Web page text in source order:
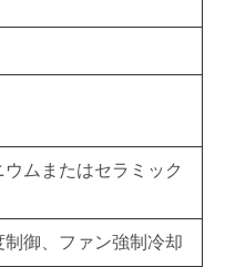
ムまたはセラミック
制御、ファン強制冷却